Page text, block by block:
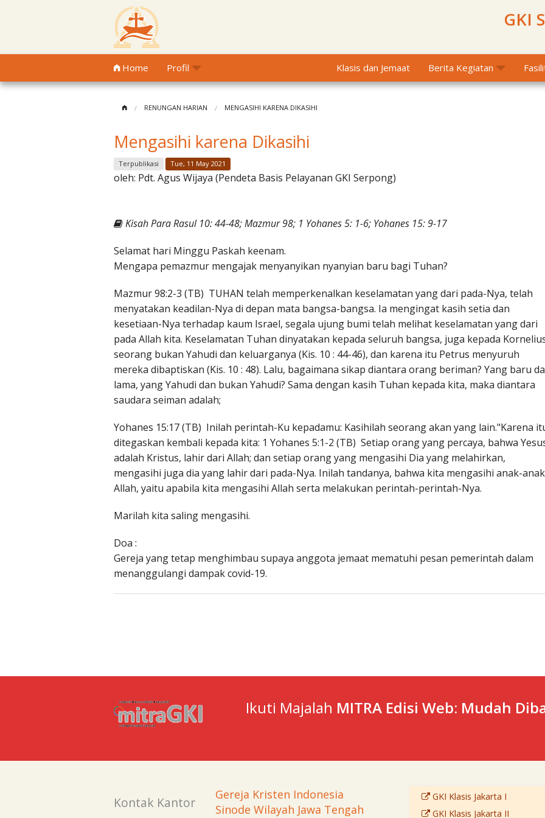
GKI
Home Profil Klasis dan Jemaat Berita Kegiatan
RENUNGAN HARIAN MENGASIHI KARENA DIKASIHI
Mengasihi karena Dikasihi
Terpublikasi Tue, 11 May 2021
oleh: Pdt. Agus Wijaya (Pendeta Basis Pelayanan GKI Serpong)
Kisah Para Rasul 10: 44-48; Mazmur 98; 1 Yohanes 5: 1-6; Yohanes 15: 9-17
Selamat hari Minggu Paskah keenam.
Mengapa pemazmur mengajak menyanyikan nyanyian baru bagi Tuhan?
Mazmur 98:2-3 (TB) TUHAN telah memperkenalkan keselamatan yang dari pada-Nya, telah
menyatakan keadilan-Nya di depan mata bangsa-bangsa. Ia mengingat kasih setia dan
kesetiaan-Nya terhadap kaum Israel, segala ujung bumi telah melihat keselamatan yang dari
pada Allah kita. Keselamatan Tuhan dinyatakan kepada seluruh bangsa, juga kepada
seorang bukan Yahudi dan keluarganya (Kis. 10 : 44-46), dan karena itu Petrus menyuruh
mereka dibaptiskan (Kis. 10 : 48). Lalu, bagaimana sikap diantara orang beriman? Yang baru
lama, yang Yahudi dan bukan Yahudi? Sama dengan kasih Tuhan kepada kita, maka diantara
saudara seiman adalah;
Yohanes 15:17 (TB) Inilah perintah-Ku kepadamu: Kasihilah seorang akan yang lain."Karena
ditegaskan kembali kepada kita: 1 Yohanes 5:1-2 (TB) Setiap orang yang percaya, bahwa
adalah Kristus, lahir dari Allah; dan setiap orang yang mengasihi Dia yang melahirkan,
mengasihi juga dia yang lahir dari pada-Nya. Inilah tandanya, bahwa kita mengasihi anak-anak
Allah, yaitu apabila kita mengasihi Allah serta melakukan perintah-perintah-Nya.
Marilah kita saling mengasihi.
Doa :
Gereja yang tetap menghimbau supaya anggota jemaat mematuhi pesan pemerintah dalam
menanggulangi dampak covid-19.
Ikuti Majalah MITRA Edisi Web: Mudah
Kontak Kantor
Gereja Kristen Indonesia
Sinode Wilayah Jawa Tengah
GKI Klasis Jakarta I
GKI Klasis Jakarta II